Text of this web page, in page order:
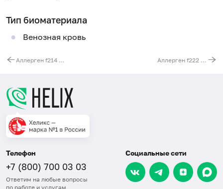
Тип биоматериала
Венозная кровь
Аллерген f214 - шпинат, IgE (ImmunoCAP) Аллерген f222 - чай, IgE (ImmunoCAP)
Телефон
+7 (800) 700 03 03
Ответим на любые вопросы
по работе и услугам
Социальные сети